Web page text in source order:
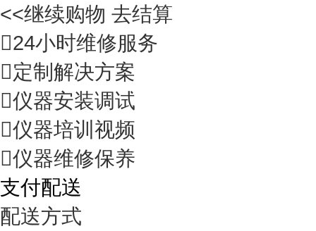
<<继续购物 去结算
24小时维修服务
定制解决方案
仪器安装调试
仪器培训视频
仪器维修保养
支付配送
配送方式